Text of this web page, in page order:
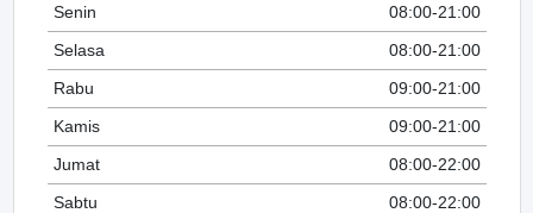
Senin
08:00-21:00
Selasa
08:00-21:00
Rabu
09:00-21:00
Kamis
09:00-21:00
Jumat
08:00-22:00
Sabtu
08:00-22:00